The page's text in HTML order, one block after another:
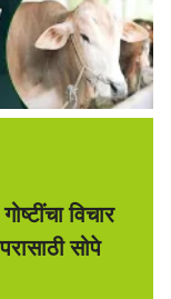
विचार
सोपे